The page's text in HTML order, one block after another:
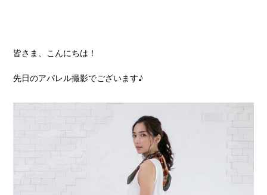
皆さま、こんにちは！
先日のアパレル撮影でございます♪